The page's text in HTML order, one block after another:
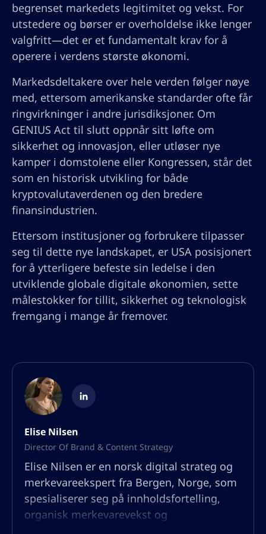
begrenset markedets legitimitet og vekst. For
utstedere og børser er overholdelse ikke lenger
valgfritt—det er et fundamentalt krav for å
operere i verdens største økonomi.
Markedsdeltakere over hele verden følger nøye
med, ettersom amerikanske standarder ofte får
ringvirkninger i andre jurisdiksjoner. Om
GENIUS Act til slutt oppnår sitt løfte om
sikkerhet og innovasjon, eller utløser nye
kamper i domstolene eller Kongressen, står det
som en historisk utvikling for både
kryptovalutaverdenen og den bredere
finansindustrien.
Ettersom institusjoner og forbrukere tilpasser
seg til dette nye landskapet, er USA posisjonert
for å ytterligere befeste sin ledelse i den
utviklende globale digitale økonomien, sette
målestokker for tillit, sikkerhet og teknologisk
fremgang i mange år fremover.
Elise Nilsen
Director Of Brand & Content Strategy
Elise Nilsen er en norsk digital strateg og
merkevareekspert fra Bergen, Norge, som
spesialiserer seg på innholdsfortelling,
organisk merkevarevekst og